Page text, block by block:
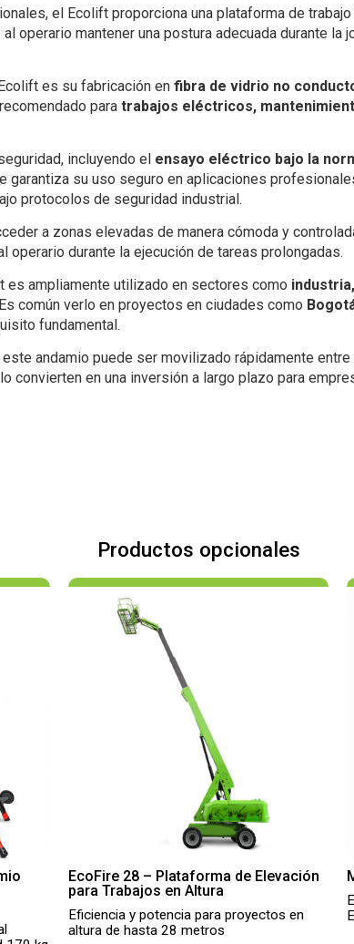
el Ecolift proporciona una plataforma de
operario mantener una postura adecuada durante la
es su fabricación en fibra de vidrio no
para trabajos eléctricos,
incluyendo el ensayo eléctrico bajo la
garantiza su uso seguro en aplicaciones
protocolos de seguridad industrial.
a zonas elevadas de manera cómoda y
operario durante la ejecución de tareas prolongadas.
es ampliamente utilizado en sectores como
común verlo en proyectos en ciudades como
fundamental.
andamio puede ser movilizado rápidamente
convierten en una inversión a largo plazo para
Productos opcionales
EcoFire 28 – Plataforma de Elevación
para Trabajos en Altura
Eficiencia y potencia para proyectos en
altura de hasta 28 metros